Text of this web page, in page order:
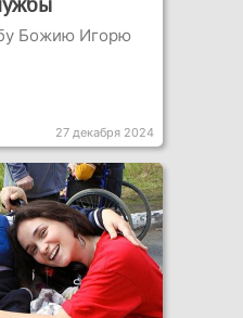
Божию Игорю
27 декабря 2024